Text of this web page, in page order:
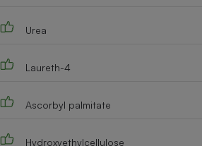
Urea
Laureth-4
Ascorbyl palmitate
Hydroxyethylcellulose